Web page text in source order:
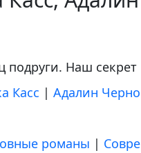
подруги. Наш секрет
Касс | Адалин Черно
романы |